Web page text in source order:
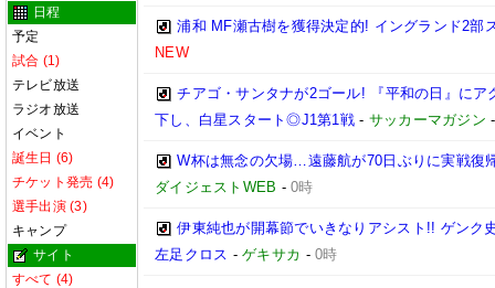
日程
予定
試合 (1)
テレビ放送
ラジオ放送
イベント
誕生日 (6)
チケット発売 (4)
選手出演 (3)
キャンプ
サイト
すべて (4)
浦和 MF瀬古樹を獲得決定的! イングランド2部
NEW
チアゴ・サンタナが2ゴール! 『平和の日』に
下し、白星スタート◎J1第1戦 - サッカーマガジン
W杯は無念の欠場…遠藤航が70日ぶりに実戦復
ダイジェストWEB -0時
伊東純也が開幕節でいきなりアシスト!! ゲンク
左足クロス -ゲキサカ -0時